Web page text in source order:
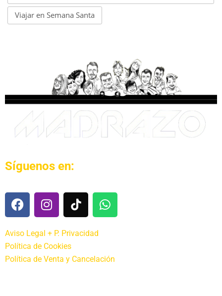
Viajar en Semana Santa
Síguenos en:
Aviso Legal + P. Privacidad
Política de Cookies
Política de Venta y Cancelación